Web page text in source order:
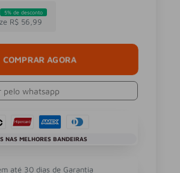
5% de desconto
R$ 56,99
COMPRAR AGORA
pelo whatsapp
NAS MELHORES BANDEIRAS
até 30 dias de Garantia